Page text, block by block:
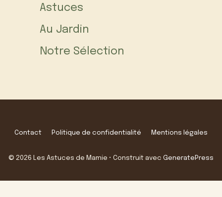
Astuces
Au Jardin
Notre Sélection
Contact Politique de confidentialité Mentions légales
© 2026 Les Astuces de Mamie • Construit avec GeneratePress